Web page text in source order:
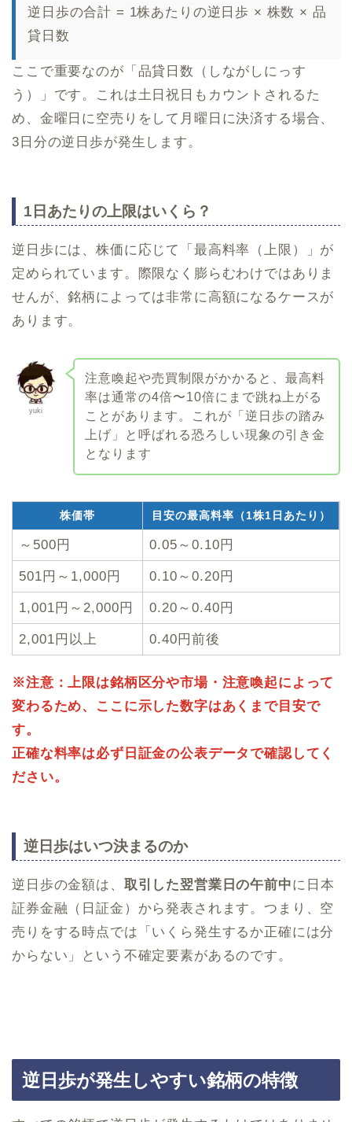
逆日歩の合計 = 1株あたりの逆日歩 × 株数 × 品
貸日数
ここで重要なのが「品貸日数（しながしにっす
う）」です。これは土日祝日もカウントされるた
め、金曜日に空売りをして月曜日に決済する場合、
3日分の逆日歩が発生します。
1日あたりの上限はいくら？
逆日歩には、株価に応じて「最高料率（上限）」が
定められています。際限なく膨らむわけではありま
せんが、銘柄によっては非常に高額になるケースが
あります。
yuki
注意喚起や売買制限がかかると、最高料
率は通常の4倍〜10倍にまで跳ね上がる
ことがあります。これが「逆日歩の踏み
上げ」と呼ばれる恐ろしい現象の引き金
となります
株価帯 目安の最高料率（1株1日あたり）
～500円 0.05～0.10円
501円～1,000円 0.10～0.20円
1,001円～2,000円 0.20～0.40円
2,001円以上 0.40円前後
※注意：上限は銘柄区分や市場・注意喚起によって
変わるため、ここに示した数字はあくまで目安で
す。
正確な料率は必ず日証金の公表データで確認してく
ださい。
逆日歩はいつ決まるのか
逆日歩の金額は、 取引した翌営業日の午前中に日本
証券金融（日証金）から発表されます。つまり、空
売りをする時点では「いくら発生するか正確には分
からない」という不確定要素があるのです。
逆日歩が発生しやすい銘柄の特徴